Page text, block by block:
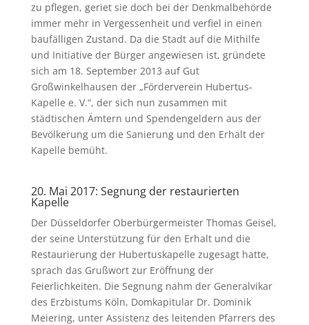
zu pflegen, geriet sie doch bei der Denkmalbehörde
immer mehr in Vergessenheit und verfiel in einen
baufälligen Zustand. Da die Stadt auf die Mithilfe
und Initiative der Bürger angewiesen ist, gründete
sich am 18. September 2013 auf Gut
Großwinkelhausen der „Förderverein Hubertus-
Kapelle e. V.“, der sich nun zusammen mit
städtischen Ämtern und Spendengeldern aus der
Bevölkerung um die Sanierung und den Erhalt der
Kapelle bemüht.
20. Mai 2017: Segnung der restaurierten
Kapelle
Der Düsseldorfer Oberbürgermeister Thomas Geisel,
der seine Unterstützung für den Erhalt und die
Restaurierung der Hubertuskapelle zugesagt hatte,
sprach das Grußwort zur Eröffnung der
Feierlichkeiten. Die Segnung nahm der Generalvikar
des Erzbistums Köln, Domkapitular Dr. Dominik
Meiering, unter Assistenz des leitenden Pfarrers des